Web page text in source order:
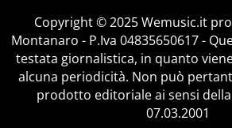
Copyright © 2025 Wemusic.it
Montanaro - P.Iva 04835650617 -
testata giornalistica, in quanto
alcuna periodicità. Non può
prodotto editoriale ai sensi della
07.03.2001